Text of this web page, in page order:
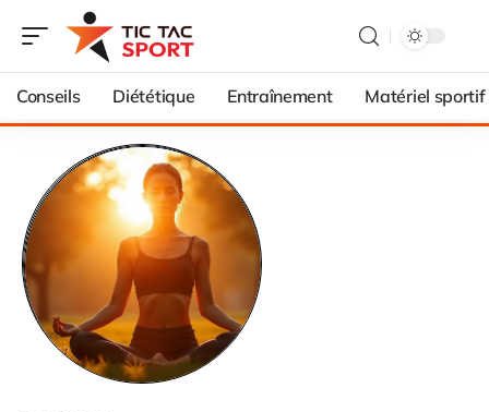
Conseils Diététique Entraînement Matériel sportif